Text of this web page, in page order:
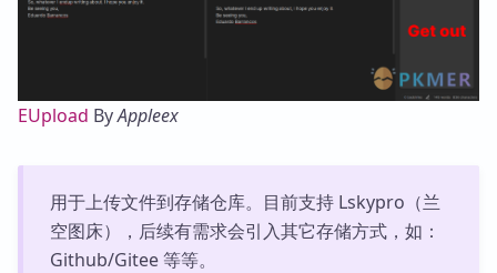
EUpload ByAppleex
用于上传文件到存储仓库。目前支持 Lskypro（兰
空图床），后续有需求会引入其它存储方式，如：
Github/Gitee 等等。